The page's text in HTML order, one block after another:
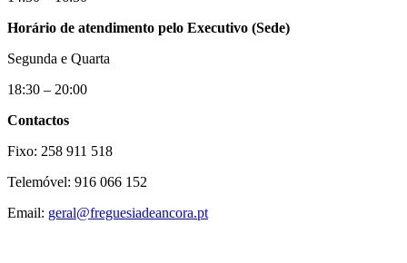
Horário de atendimento pelo Executivo (Sede)
Segunda e Quarta
18:30 – 20:00
Contactos
Fixo: 258 911 518
Telemóvel: 916 066 152
Email: geral@freguesiadeancora.pt